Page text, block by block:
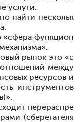
услуги.
найти нескольк
«сфера функцион
рынокэто «с
отношений между
ресурсов и
инструментов
перераспре
(сберегателя